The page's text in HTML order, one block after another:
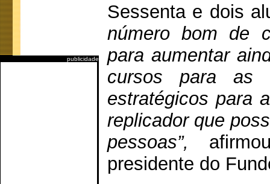
publicidade
Sessenta e dois
número bom de
para aumentar
cursos para as
estratégicos para
replicador que
pessoas”,
presidente do